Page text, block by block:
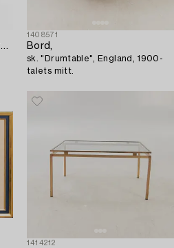
Flasktäll 1900-talets mitt vitmetall.
1408571
Bord,
sk. "Drumtable", England, 1900-
talets mitt.
1414212